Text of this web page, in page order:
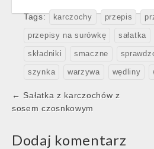
Tags: karczochy przepis
przepisy na surówkę sałatka
składniki smaczne
szynka warzywa wędliny
Post
navigation
← Sałatka z karczochów z
sosem czosnkowym
Dodaj komentarz